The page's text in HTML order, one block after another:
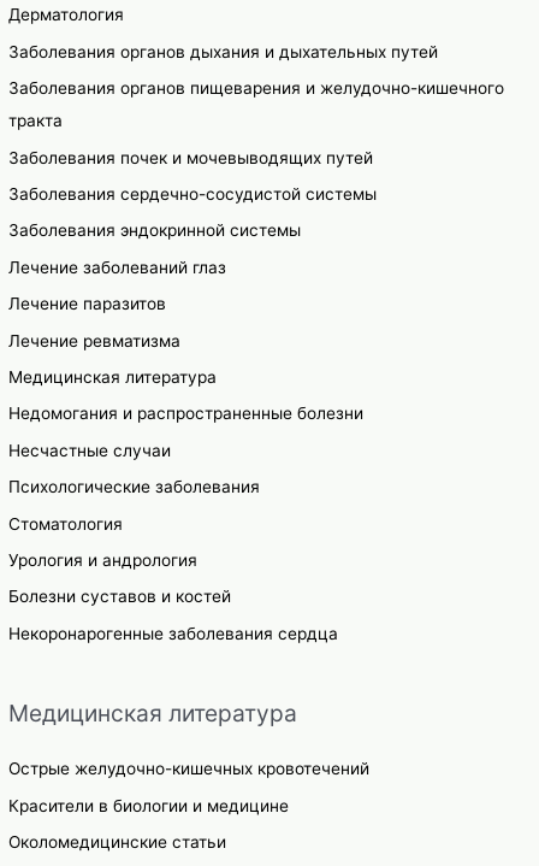
Дерматология
Заболевания органов дыхания и дыхательных путей
Заболевания органов пищеварения и желудочно-кишечного
тракта
Заболевания почек и мочевыводящих путей
Заболевания сердечно-сосудистой системы
Заболевания эндокринной системы
Лечение заболеваний глаз
Лечение паразитов
Лечение ревматизма
Медицинская литература
Недомогания и распространенные болезни
Несчастные случаи
Психологические заболевания
Стоматология
Урология и андрология
Болезни суставов и костей
Некоронарогенные заболевания сердца
Медицинская литература
Острые желудочно-кишечных кровотечений
Красители в биологии и медицине
Околомедицинские статьи